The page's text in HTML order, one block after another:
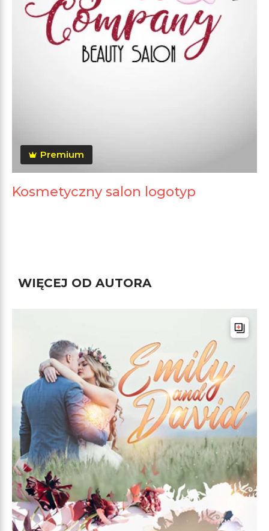
Premium
Kosmetyczny salon logotyp
WIĘCEJ OD AUTORA